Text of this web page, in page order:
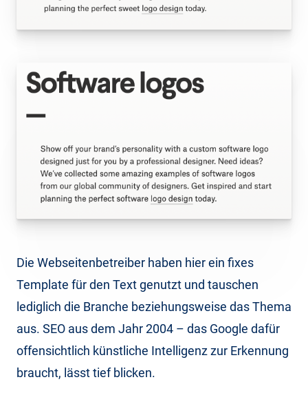
Die Webseitenbetreiber haben hier ein fixes
Template für den Text genutzt und tauschen
lediglich die Branche beziehungsweise das Thema
aus. SEO aus dem Jahr 2004 – das Google dafür
offensichtlich künstliche Intelligenz zur Erkennung
braucht, lässt tief blicken.